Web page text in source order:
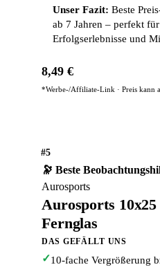
Unser Fazit: Beste
ab 7 Jahren – perfekt
Erfolgserlebnisse und
8,49 €
*Werbe-/Affiliate-Link · Preis kann
#5
🔭 Beste
Aurosports
Aurosports
Fernglas
DAS GEFÄLLT UNS
✓10-fache Vergrößerung